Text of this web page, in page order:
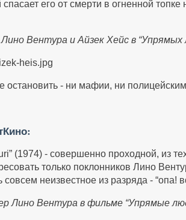
его от смерти в огненной
Вентура и Айзек Хейс в “Упрямых
остановить - ни мафии, ни
(1974) - совершенно проходной, из
только поклонников Лино
неизвестное из разряда - “опа!
Лино Вентура в фильме “Упрямые